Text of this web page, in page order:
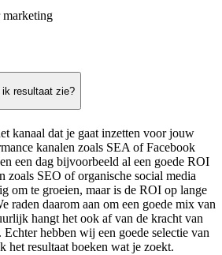
marketing
ik resultaat zie?
kanaal dat je gaat inzetten voor jouw
kanalen zoals SEA of Facebook
een dag bijvoorbeeld al een goede ROI
zoals SEO of organische social media
om te groeien, maar is de ROI op lange
raden daarom aan om een goede mix van
hangt het ook af van de kracht van
hebben wij een goede selectie van
het resultaat boeken wat je zoekt.